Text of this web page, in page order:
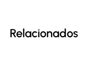
Relacionados